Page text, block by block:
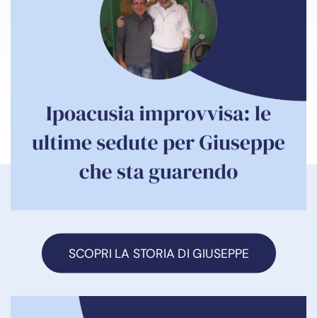
SCOPRI LA STORIA DI GIUSEPPE